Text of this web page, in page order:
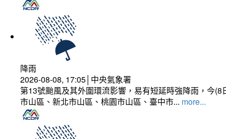
降雨
2026-08-08, 17:05│中央氣象署
第13號颱風及其外圍環流影響，易有短延時強降雨，今
市山區、新北市山區、桃園市山區、臺中市... more...